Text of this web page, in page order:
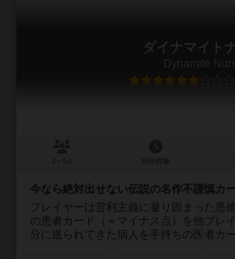
ダイナマイト
Dynamite
今なら絶対出せない伝説の名作不謹慎カー
プレイヤーは営利主義に凝り固まった悪
の患者カード（＝マイナス点）を他プレ
分に送られてきた病人を手持ちの医者カ